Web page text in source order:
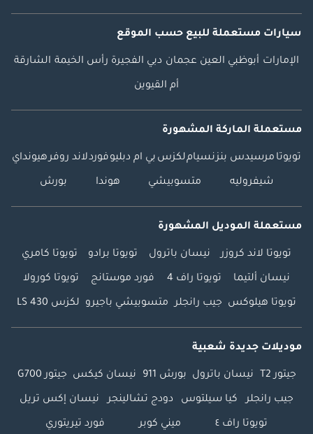
سيارات مستعملة للبيع حسب الموقع
الإمارات أبوظبي العين عجمان دبي الفجيرة رأس الخيمة الشارقة
أم القيوين
مستعملة الماركة المشهورة
تويوتا مرسيدس بنزنسياملكزس بي ام دبليوفوردلاند روفرهيونداي
شيفروليه متسوبيشي هوندا بورش
مستعملة الموديل المشهورة
تويوتا لاند كروزر نيسان باترول تويوتا برادو تويوتا كامري
نيسان ألتيما تويوتا راف 4 فورد موستانج تويوتا كورولا
تويوتا هيلوكس جيب رانجلر متسوبيشي باجيرو لكزس LS 430
موديلات جديدة شعبية
جيتور T2 نيسان باترول بورش 911 نيسان كيكس جيتور G700
جيب رانجلر كيا سيلتوس دودج تشالينجر نيسان إكس تريل
تويوتا راف ٤ ميني كوبر فورد تيريتوري